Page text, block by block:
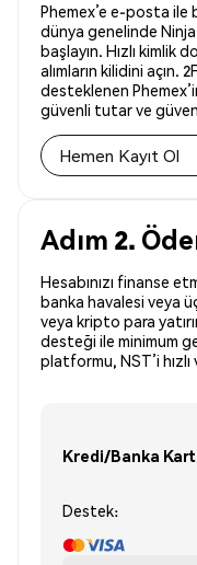
Phemex’e e-posta ile
dünya genelinde
başlayın. Hızlı kimlik
alımların kilidini açın.
desteklenen
güvenli tutar ve
Hemen Kayıt Ol
Adım 2.
Hesabınızı finanse
banka havalesi veya
veya kripto para
desteği ile minimum
platformu, NST’i hızlı
Kredi/Banka
Destek: